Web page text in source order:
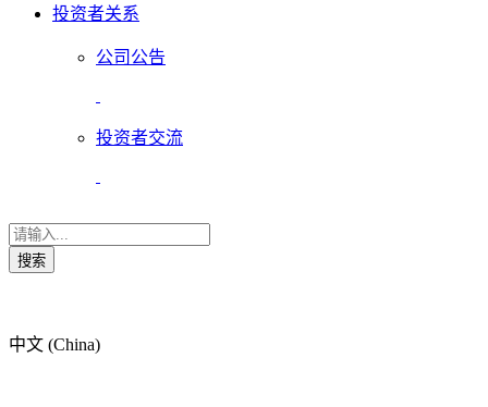
投资者关系
公司公告
投资者交流
搜索
中文 (China)